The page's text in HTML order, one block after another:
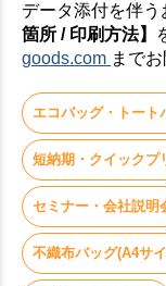
データ添付を伴う
箇所 / 印刷方法】
goods.com まで
エコバッグ・トート
短納期・クイックプ
セミナー・会社説明
不織布バッグ(A4サ